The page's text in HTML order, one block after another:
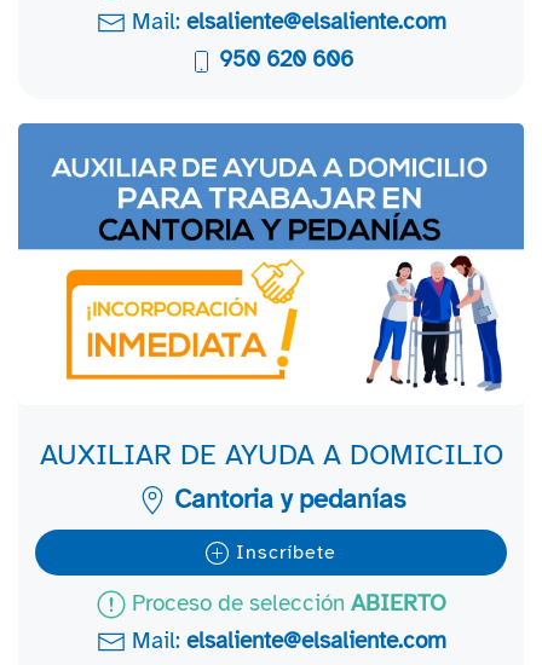
Mail: elsaliente@elsaliente.com
950 620 606
AUXILIAR DE AYUDA A DOMICILIO
Cantoria y pedanías
Inscríbete
Proceso de selección ABIERTO
Mail: elsaliente@elsaliente.com